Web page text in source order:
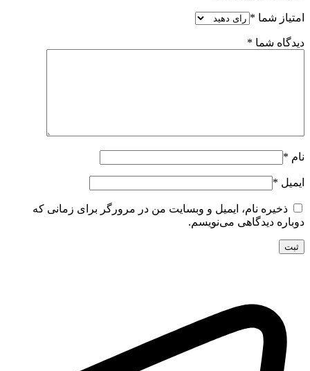
امتیاز شما *
دیدگاه شما *
نام *
ایمیل *
ذخیره نام، ایمیل و وبسایت من در مرورگر برای زمانی که
دوباره دیدگاهی می‌نویسم.